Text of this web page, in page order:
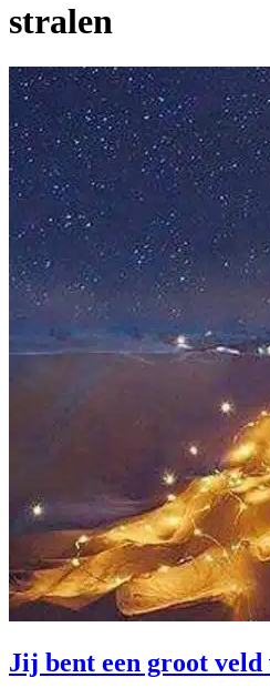
stralen
Jij bent een groot